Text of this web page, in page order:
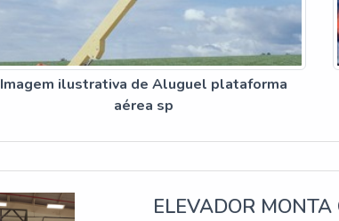
Imagem ilustrativa de Aluguel plataforma
aérea sp
ELEVADOR MONTA